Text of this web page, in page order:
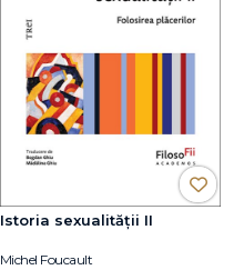
Istoria sexualității II
Michel Foucault